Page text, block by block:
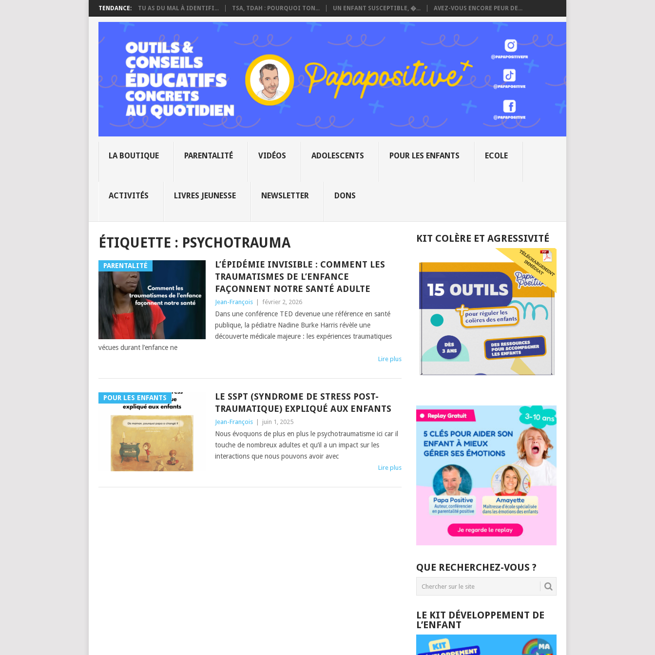
TENDANCE: TU AS DU MAL À IDENTIFI... TSA, TDAH : POURQUOI TON... UN ENFANT SUSCEPTIBLE, �... AVEZ-VOUS ENCORE PEUR DE...
LA BOUTIQUE PARENTALITÉ VIDÉOS ADOLESCENTS POUR LES ENFANTS ECOLE
ACTIVITÉS LIVRES JEUNESSE NEWSLETTER DONS
ÉTIQUETTE : PSYCHOTRAUMA
PARENTALITÉ
L’ÉPIDÉMIE INVISIBLE : COMMENT LES
TRAUMATISMES DE L’ENFANCE
FAÇONNENT NOTRE SANTÉ ADULTE
Jean-François février 2, 2026
Dans une conférence TED devenue une référence en santé
publique, la pédiatre Nadine Burke Harris révèle une
découverte médicale majeure : les expériences traumatiques
vécues durant l’enfance ne
Lire plus
POUR LES ENFANTS
LE SSPT (SYNDROME DE STRESS POST-
TRAUMATIQUE) EXPLIQUÉ AUX ENFANTS
Jean-François juin 1, 2025
Nous évoquons de plus en plus le psychotraumatisme ici car il
touche de nombreux adultes et qu’il a un impact sur les
interactions que nous pouvons avoir avec
Lire plus
KIT COLÈRE ET AGRESSIVITÉ
QUE RECHERCHEZ-VOUS ?
LE KIT DÉVELOPPEMENT DE
L’ENFANT